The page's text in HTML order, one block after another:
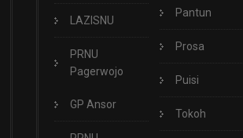
LAZISNU
PRNU
Pagerwojo
GP Ansor
Pantun
Prosa
Puisi
Tokoh